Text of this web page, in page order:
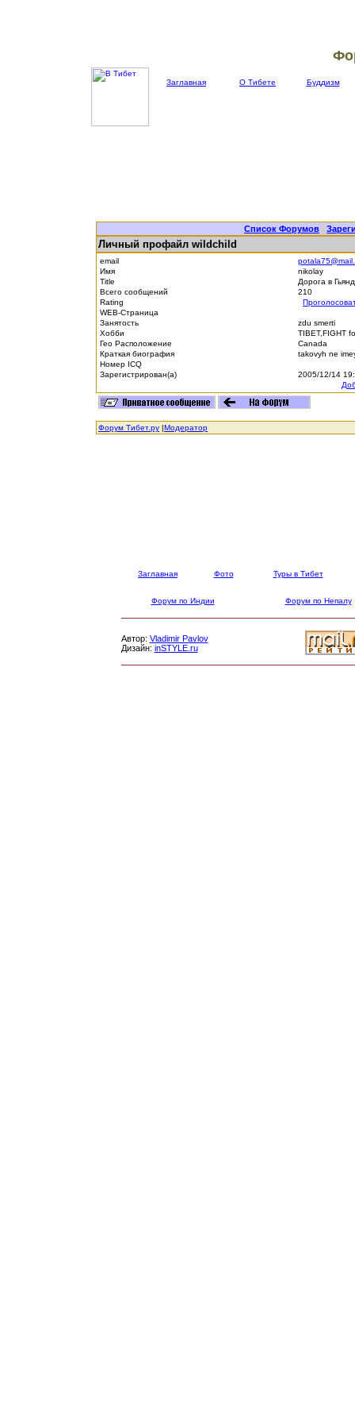
Заглавная О Тибете Буддизм
Список Форумов |
Личный профайл wildchild
email
Имя
nikolay
Title
Дорога в
Всего сообщений
210
Rating
WEB-Страница
Занятость
zdu smerti
Хобби
TIBET,FIGHT
Гео Расположение
Canada
Краткая биография
takovyh ne
Номер ICQ
Зарегистрирован(а)
2005/12/14
Форум Тибет.ру |Модератор
Заглавная Фото Туры в Тибет
Форум по Индии Форум по Непалу
Автор: Vladimir Pavlov
Дизайн: inSTYLE.ru